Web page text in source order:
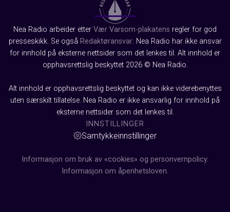
Nea Radio arbeider etter Vær Varsom-plakatens regler for god
presseskikk. Se også Redaktøransvar. Nea Radio har ikke ansvar
for innhold på eksterne nettsider som det lenkes til. Alt innhold er
opphavsrettslig beskyttet 2026 © Nea Radio.
Alt innhold er opphavsrettslig beskyttet og kan ikke viderebenyttes
uten særskilt tillatelse. Nea Radio er ikke ansvarlig for innhold på
eksterne nettsider som det lenkes til.
INNSTILLINGER
Samtykkeinnstillinger
Informasjon om bruk av «cookies» og personvernpolicy.
Informasjon om åpenhetsloven.